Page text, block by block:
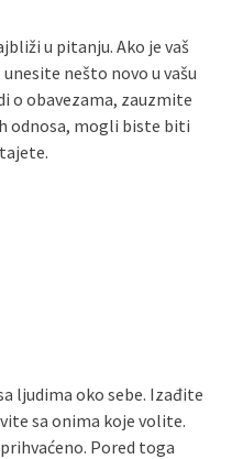
u pitanju. Ako je vaš
nešto novo u vašu
o obavezama, zauzmite
odnosa, mogli biste biti
ljudima oko sebe. Izađite
sa onima koje volite.
Pored toga